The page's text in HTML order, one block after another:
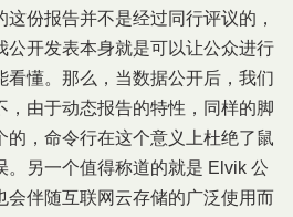
份报告并不是经过同行评议的，
公开发表本身就是可以让公众进行
看懂。那么，当数据公开后，我们
，由于动态报告的特性，同样的脚
的，命令行在这个意义上杜绝了鼠
。另一个值得称道的就是 Elvik 公
会伴随互联网云存储的广泛使用而